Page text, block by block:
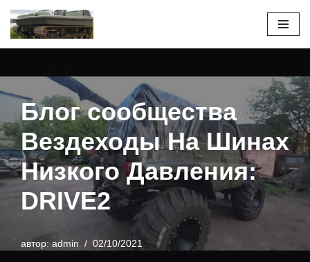
Перейти
Блог сообщества
Вездеходы На Шинах
Низкого Давления:
DRIVE2
автор: admin 02/10/2021